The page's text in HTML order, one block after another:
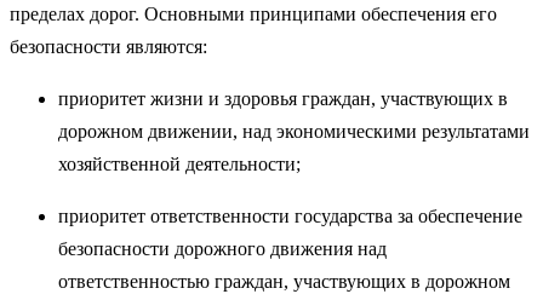
пределах дорог. Основными принципами обеспечения его
безопасности являются:
приоритет жизни и здоровья граждан, участвующих в
дорожном движении, над экономическими результатами
хозяйственной деятельности;
приоритет ответственности государства за обеспечение
безопасности дорожного движения над
ответственностью граждан, участвующих в дорожном